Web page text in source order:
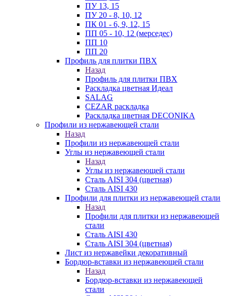
ПУ 13, 15
ПУ 20 - 8, 10, 12
ПК 01 - 6, 9, 12, 15
ПП 05 - 10, 12 (мерседес)
ПП 10
ПП 20
Профиль для плитки ПВХ
Назад
Профиль для плитки ПВХ
Раскладка цветная Идеал
SALAG
CEZAR раскладка
Раскладка цветная DECONIKA
Профили из нержавеющей стали
Назад
Профили из нержавеющей стали
Углы из нержавеющей стали
Назад
Углы из нержавеющей стали
Сталь AISI 304 (цветная)
Сталь AISI 430
Профили для плитки из нержавеющей стали
Назад
Профили для плитки из нержавеющей
стали
Сталь AISI 430
Сталь AISI 304 (цветная)
Лист из нержавейки декоративный
Бордюр-вставки из нержавеющей стали
Назад
Бордюр-вставки из нержавеющей
стали